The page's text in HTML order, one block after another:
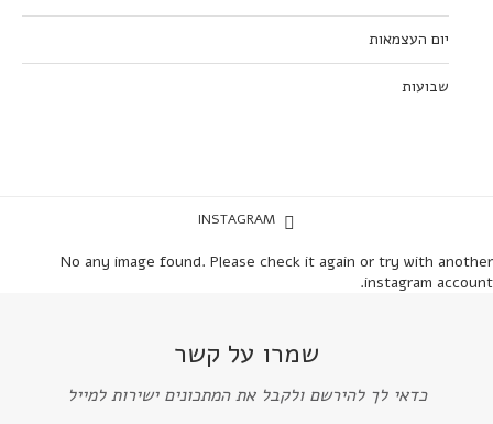
יום העצמאות
שבועות
INSTAGRAM
No any image found. Please check it again or try with another
instagram account.
שמרו על קשר
כדאי לך להירשם ולקבל את המתכונים ישירות למייל